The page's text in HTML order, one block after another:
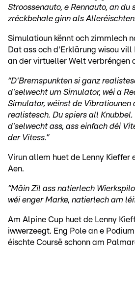
Stroossenauto, e Rennauto, an du
zréckbehale ginn als
Simulatioun kënnt och zimmlech
Dat ass och d'Erklärung wisou
an der virtueller Welt verbréngen
“D'Bremspunkten si ganz
d'selwecht um Simulator, wéi a
Simulator, wéinst de Vibratiounen
realistesch. Du spiers all
d'selwecht ass, ass einfach déi
der Vitess.”
Virun allem huet de Lenny Kieffer
Aen.
“Mäin Zil ass natierlech
wéi enger Marke, natierlech am
Am Alpine Cup huet de Lenny
iwwerzeegt. Eng Pole an e
éischte Coursë schonn am